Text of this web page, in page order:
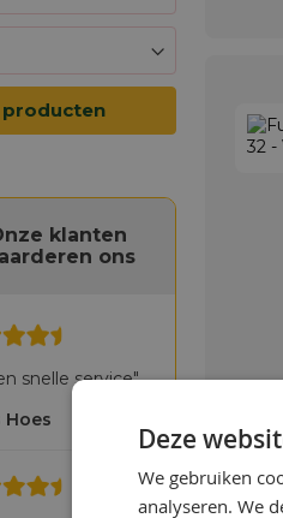
producten
klanten
ons
Hoes
snelle service"
Deze
We gebruiken
analyseren. We